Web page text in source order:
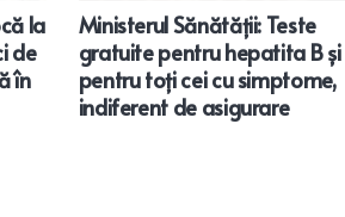
la
de
în
Ministerul Sănătății: Teste
gratuite pentru hepatita B și
pentru toți cei cu simptome,
indiferent de asigurare